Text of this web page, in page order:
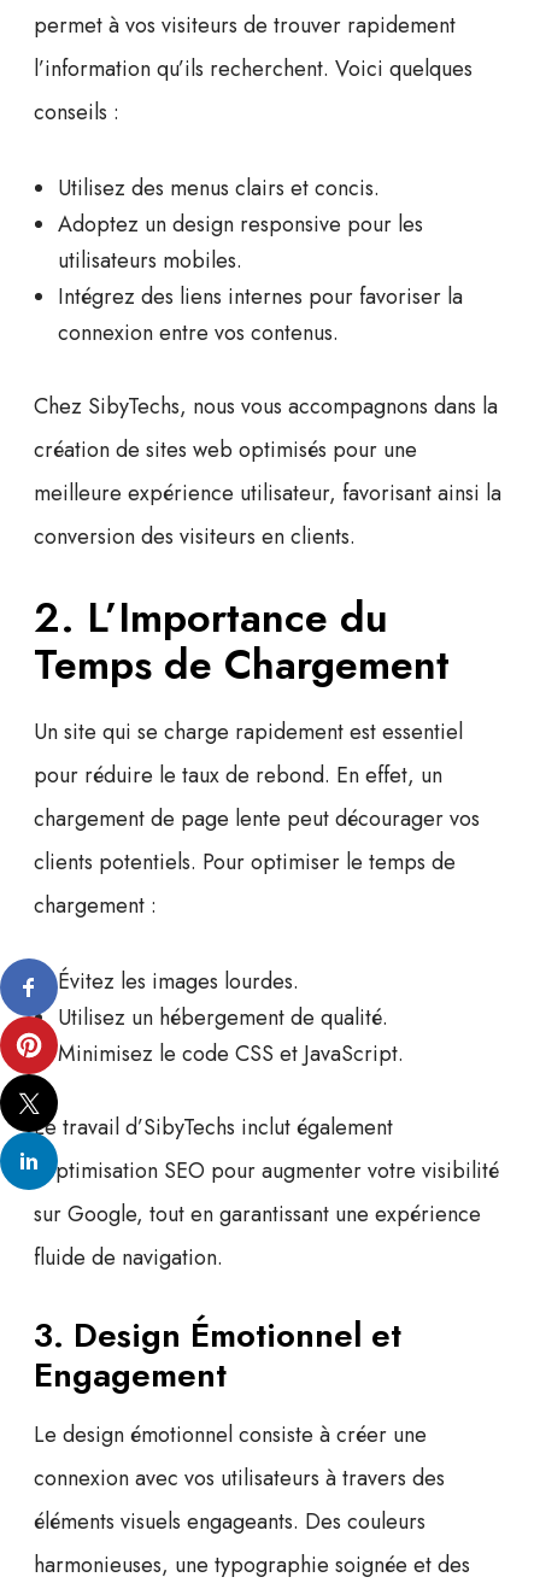
permet à vos visiteurs de trouver rapidement
l’information qu’ils recherchent. Voici quelques
conseils :
Utilisez des menus clairs et concis.
Adoptez un design responsive pour les
utilisateurs mobiles.
Intégrez des liens internes pour favoriser la
connexion entre vos contenus.
Chez SibyTechs, nous vous accompagnons dans la
création de sites web optimisés pour une
meilleure expérience utilisateur, favorisant ainsi la
conversion des visiteurs en clients.
2. L’Importance du
Temps de Chargement
Un site qui se charge rapidement est essentiel
pour réduire le taux de rebond. En effet, un
chargement de page lente peut décourager vos
clients potentiels. Pour optimiser le temps de
chargement :
Évitez les images lourdes.
Utilisez un hébergement de qualité.
Minimisez le code CSS et JavaScript.
Le travail d’SibyTechs inclut également
l’ optimisation SEO pour augmenter votre visibilité
sur Google, tout en garantissant une expérience
fluide de navigation.
3. Design Émotionnel et
Engagement
Le design émotionnel consiste à créer une
connexion avec vos utilisateurs à travers des
éléments visuels engageants. Des couleurs
harmonieuses, une typographie soignée et des